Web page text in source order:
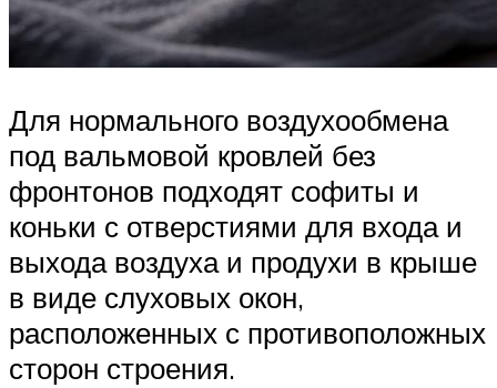
Для нормального воздухообмена
под вальмовой кровлей без
фронтонов подходят софиты и
коньки с отверстиями для входа и
выхода воздуха и продухи в крыше
в виде слуховых окон,
расположенных с противоположных
сторон строения.